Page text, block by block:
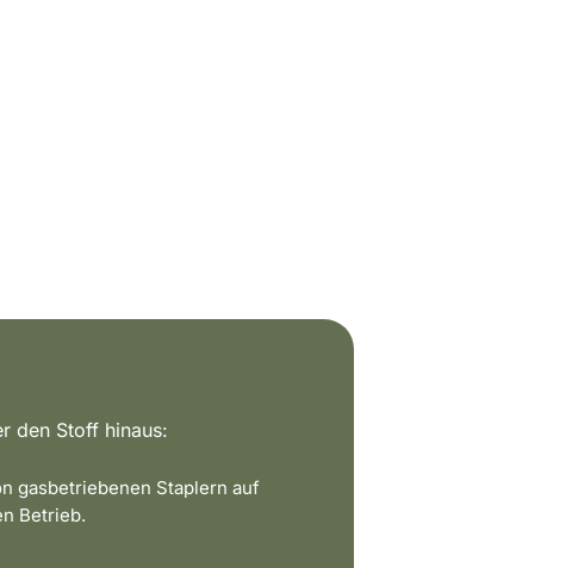
den Stoff hinaus:
gasbetriebenen Staplern auf
Betrieb.